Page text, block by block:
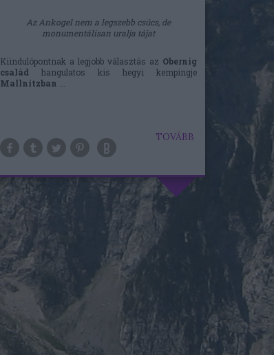
Az Ankogel nem a legszebb csúcs, de
monumentálisan uralja tájat
Kiindulópontnak a legjobb választás az Obernig
család hangulatos kis hegyi kempingje
Mallnitzban
TOVÁBB